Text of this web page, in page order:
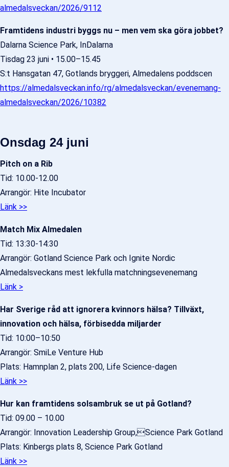
almedalsveckan/2026/9112
Framtidens industri byggs nu – men vem ska göra jobbet?
Dalarna Science Park, InDalarna
Tisdag 23 juni • 15.00–15.45
S:t Hansgatan 47, Gotlands bryggeri, Almedalens poddscen
https://almedalsveckan.info/rg/almedalsveckan/evenemang-
almedalsveckan/2026/10382
Onsdag 24 juni
Pitch on a Rib
Tid: 10.00-12.00
Arrangör: Hite Incubator
Länk >>
Match Mix Almedalen
Tid: 13:30-14:30
Arrangör: Gotland Science Park och Ignite Nordic
Almedalsveckans mest lekfulla matchningsevenemang
Länk >
Har Sverige råd att ignorera kvinnors hälsa? Tillväxt,
innovation och hälsa, förbisedda miljarder
Tid: 10:00–10:50
Arrangör: SmiLe Venture Hub
Plats: Hamnplan 2, plats 200, Life Science-dagen
Länk >>
Hur kan framtidens solsambruk se ut på Gotland?
Tid: 09.00 – 10.00
Arrangör: Innovation Leadership Group,Science Park Gotland
Plats: Kinbergs plats 8, Science Park Gotland
Länk >>